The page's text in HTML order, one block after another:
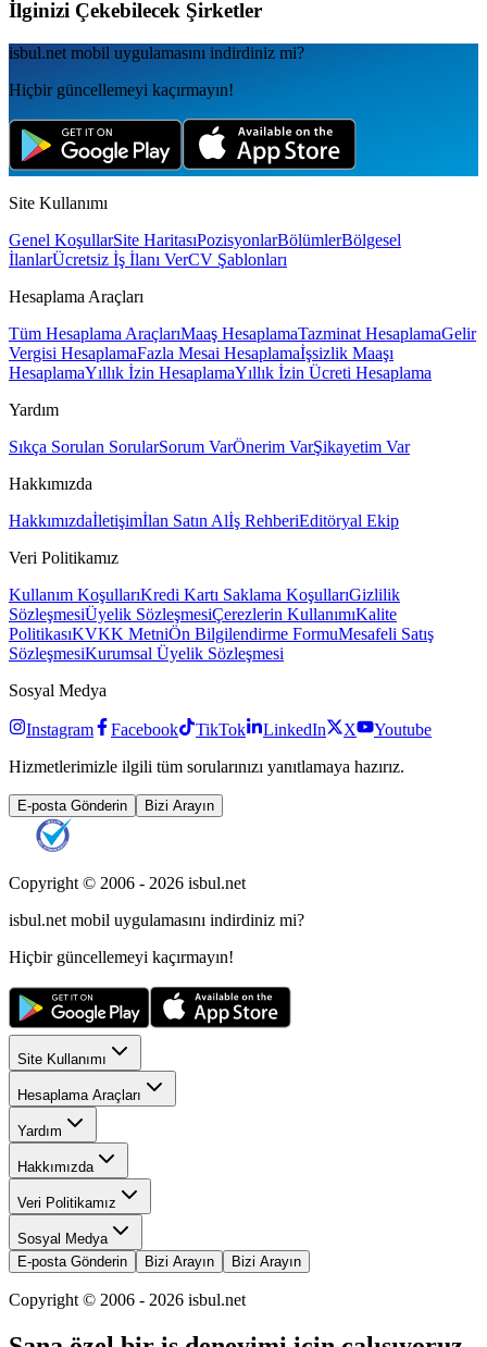
İlginizi Çekebilecek Şirketler
isbul.net mobil uygulamаsını indirdiniz mi?
Hiçbir güncellemeyi kaçırmayın!
Site Kullanımı
Genel KoşullarSite HaritasıPozisyonlarBölümlerBölgesel
İlanlarÜcretsiz İş İlanı VerCV Şablonları
Hesaplama Araçları
Tüm Hesaplama AraçlarıMaaş HesaplamaTazminat HesaplamaGelir
Vergisi HesaplamaFazla Mesai Hesaplamaİşsizlik Maaşı
HesaplamaYıllık İzin HesaplamaYıllık İzin Ücreti Hesaplama
Yardım
Sıkça Sorulan SorularSorum VarÖnerim VarŞikayetim Var
Hakkımızda
Hakkımızdaİletişimİlan Satın Alİş RehberiEditöryal Ekip
Veri Politikamız
Kullanım KoşullarıKredi Kartı Saklama KoşullarıGizlilik
SözleşmesiÜyelik SözleşmesiÇerezlerin KullanımıKalite
PolitikasıKVKK MetniÖn Bilgilendirme FormuMesafeli Satış
SözleşmesiKurumsal Üyelik Sözleşmesi
Sosyal Medya
Instagram Facebook TikTok LinkedIn X
Youtube
Hizmetlerimizle ilgili tüm sorularınızı yanıtlamaya hazırız.
E-posta Gönderin Bizi Arayın
Copyright © 2006 - 2026 isbul.net
isbul.net mobil uygulamasını indirdiniz mi?
Hiçbir güncellemeyi kaçırmayın!
Site Kullanımı
Hesaplama Araçları
Yardım
Hakkımızda
Veri Politikamız
Sosyal Medya
E-posta Gönderin
Bizi Arayın Bizi Arayın
Copyright © 2006 - 2026 isbul.net